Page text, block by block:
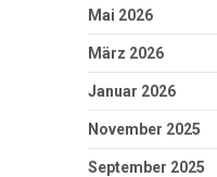
Mai 2026
März 2026
Januar 2026
November 2025
September 2025